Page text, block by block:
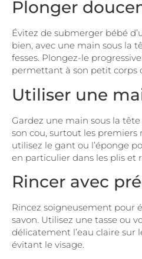
Plonger
Évitez de submerger bébé
bien, avec une main sous la
fesses. Plongez-le
permettant à son petit corps
Utiliser une
Gardez une main sous la
son cou, surtout les premiers
utilisez le gant ou l’éponge
en particulier dans les plis et
Rincer avec
Rincez soigneusement pour
savon. Utilisez une tasse ou
délicatement l’eau claire sur
évitant le visage.